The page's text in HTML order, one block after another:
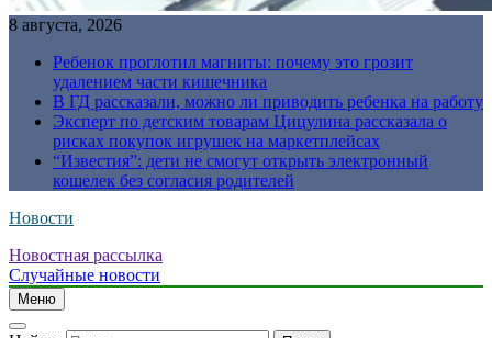
8 августа, 2026
Ребенок проглотил магниты: почему это грозит
удалением части кишечника
В ГД рассказали, можно ли приводить ребенка на работу
Эксперт по детским товарам Цицулина рассказала о
рисках покупок игрушек на маркетплейсах
“Известия”: дети не смогут открыть электронный
кошелек без согласия родителей
Новости
Новостная рассылка
Случайные новости
Меню